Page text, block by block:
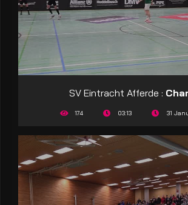
SV Eintracht Afferde :
174 03:13 31